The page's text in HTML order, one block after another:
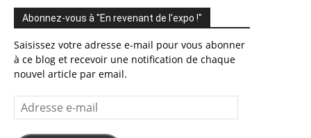
Abonnez-vous à "En revenant de l'expo !"
Saisissez votre adresse e-mail pour vous abonner
à ce blog et recevoir une notification de chaque
nouvel article par email.
Adresse
e-
mail